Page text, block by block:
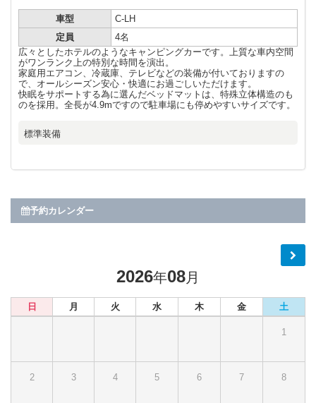
車型
C-LH
定員
4名
広々としたホテルのようなキャンピングカーです。上質な車内空間
がワンランク上の特別な時間を演出。
家庭用エアコン、冷蔵庫、テレビなどの装備が付いておりますの
で、オールシーズン安心・快適にお過ごしいただけます。
快眠をサポートする為に選んだベッドマットは、特殊立体構造のも
のを採用。全長が4.9mですので駐車場にも停めやすいサイズです。
標準装備
予約カレンダー
2026年08月
日 月 火 水 木 金 土
1
2 3 4 5 6 7 8